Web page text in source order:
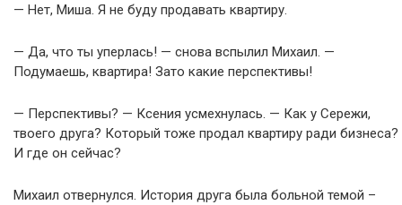
— Нет, Миша. Я не буду продавать квартиру.
— Да, что ты уперлась! — снова вспылил Михаил. —
Подумаешь, квартира! Зато какие перспективы!
— Перспективы? — Ксения усмехнулась. — Как у Сережи,
твоего друга? Который тоже продал квартиру ради бизнеса?
И где он сейчас?
Михаил отвернулся. История друга была больной темой –